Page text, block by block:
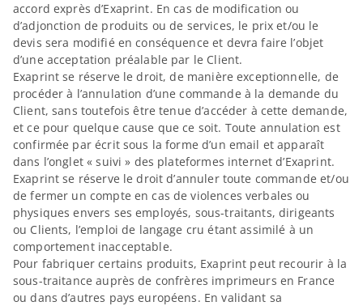
accord exprès d’Exaprint. En cas de modification ou
d’adjonction de produits ou de services, le prix et/ou le
devis sera modifié en conséquence et devra faire l’objet
d’une acceptation préalable par le Client.
Exaprint se réserve le droit, de manière exceptionnelle, de
procéder à l’annulation d’une commande à la demande du
Client, sans toutefois être tenue d’accéder à cette demande,
et ce pour quelque cause que ce soit. Toute annulation est
confirmée par écrit sous la forme d’un email et apparaît
dans l’onglet « suivi » des plateformes internet d’Exaprint.
Exaprint se réserve le droit d’annuler toute commande et/ou
de fermer un compte en cas de violences verbales ou
physiques envers ses employés, sous-traitants, dirigeants
ou Clients, l’emploi de langage cru étant assimilé à un
comportement inacceptable.
Pour fabriquer certains produits, Exaprint peut recourir à la
sous-traitance auprès de confrères imprimeurs en France
ou dans d’autres pays européens. En validant sa